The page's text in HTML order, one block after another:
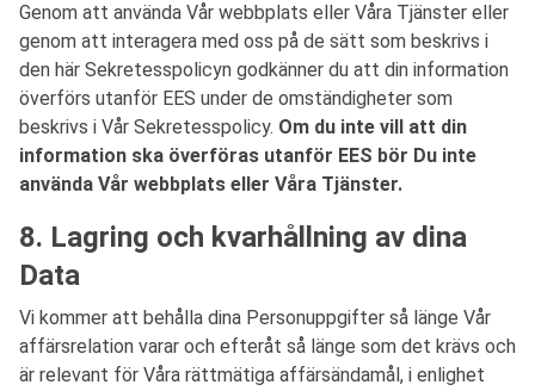
Genom att använda Vår webbplats eller Våra Tjänster eller
genom att interagera med oss på de sätt som beskrivs i
den här Sekretesspolicyn godkänner du att din information
överförs utanför EES under de omständigheter som
beskrivs i Vår Sekretesspolicy. Om du inte vill att din
information ska överföras utanför EES bör Du inte
använda Vår webbplats eller Våra Tjänster.
8. Lagring och kvarhållning av dina
Data
Vi kommer att behålla dina Personuppgifter så länge Vår
affärsrelation varar och efteråt så länge som det krävs och
är relevant för Våra rättmätiga affärsändamål, i enlighet